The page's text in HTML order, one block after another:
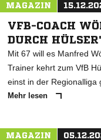
MAGAZIN
VFB-COACH
DURCH
Mit 67 will es Manfred
Trainer kehrt zum VfB
einst in der Regionalliga
Mehr lesen
MAGAZIN